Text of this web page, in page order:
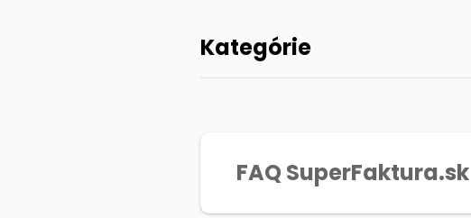
Kategórie
FAQ SuperFaktura.sk